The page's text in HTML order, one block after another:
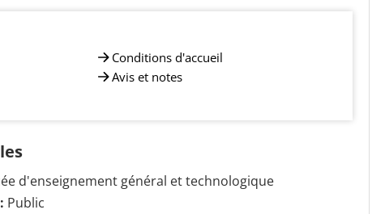
Conditions d'accueil
Avis et notes
d'enseignement général et technologique
Public